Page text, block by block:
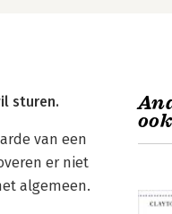
sturen.
van een
er niet
algemeen.
ook